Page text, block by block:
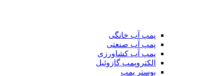
پمپ آب خانگی
پمپ آب صنعتی
پمپ آب کشاورزی
الکتروپمپ گازوئیل
بوستر پمپ